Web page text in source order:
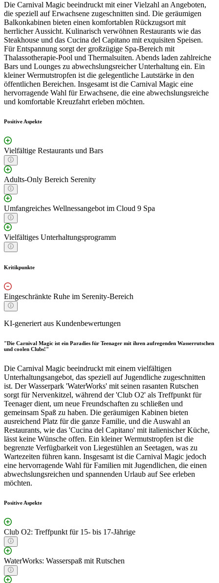
Die Carnival Magic beeindruckt mit einer Vielzahl an Angeboten,
die speziell auf Erwachsene zugeschnitten sind. Die geräumigen
Balkonkabinen bieten einen komfortablen Rückzugsort mit
herrlicher Aussicht. Kulinarisch verwöhnen Restaurants wie das
Steakhouse und das Cucina del Capitano mit exquisiten Speisen.
Für Entspannung sorgt der großzügige Spa-Bereich mit
Thalassotherapie-Pool und Thermalsuiten. Abends laden zahlreiche
Bars und Lounges zu abwechslungsreicher Unterhaltung ein. Ein
kleiner Wermutstropfen ist die gelegentliche Lautstärke in den
öffentlichen Bereichen. Insgesamt ist die Carnival Magic eine
hervorragende Wahl für Erwachsene, die eine abwechslungsreiche
und komfortable Kreuzfahrt erleben möchten.
Positive Aspekte
Vielfältige Restaurants und Bars
Adults-Only Bereich Serenity
Umfangreiches Wellnessangebot im Cloud 9 Spa
Vielfältiges Unterhaltungsprogramm
Kritikpunkte
Eingeschränkte Ruhe im Serenity-Bereich
KI-generiert aus Kundenbewertungen
"Die Carnival Magic ist ein Paradies für Teenager mit ihren aufregenden Wasserrutschen
und coolen Clubs!"
Die Carnival Magic beeindruckt mit einem vielfältigen
Unterhaltungsangebot, das speziell auf Jugendliche zugeschnitten
ist. Der Wasserpark 'WaterWorks' mit seinen rasanten Rutschen
sorgt für Nervenkitzel, während der 'Club O2' als Treffpunkt für
Teenager dient, um neue Freundschaften zu schließen und
gemeinsam Spaß zu haben. Die geräumigen Kabinen bieten
ausreichend Platz für die ganze Familie, und die Auswahl an
Restaurants, wie das 'Cucina del Capitano' mit italienischer Küche,
lässt keine Wünsche offen. Ein kleiner Wermutstropfen ist die
begrenzte Verfügbarkeit von Liegestühlen an Seetagen, was zu
Wartezeiten führen kann. Insgesamt ist die Carnival Magic jedoch
eine hervorragende Wahl für Familien mit Jugendlichen, die einen
abwechslungsreichen und spannenden Urlaub auf See erleben
möchten.
Positive Aspekte
Club O2: Treffpunkt für 15- bis 17-Jährige
WaterWorks: Wasserspaß mit Rutschen